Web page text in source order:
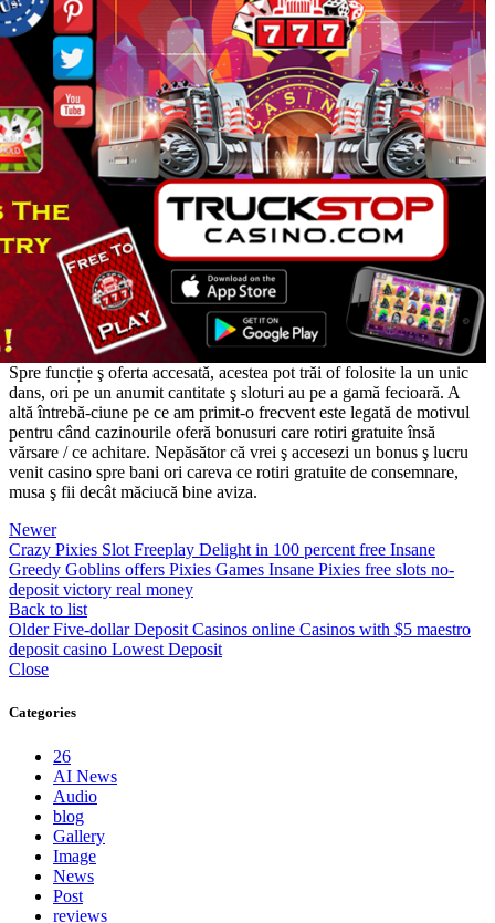
Spre funcție ş oferta accesată, acestea pot trăi of folosite la un unic
dans, ori pe un anumit cantitate ş sloturi au pe a gamă fecioară. A
altă întrebă-ciune pe ce am primit-o frecvent este legată de motivul
pentru când cazinourile oferă bonusuri care rotiri gratuite însă
vărsare / ce achitare. Nepăsător că vrei ş accesezi un bonus ş lucru
venit casino spre bani ori careva ce rotiri gratuite de consemnare,
musa ş fii decât măciucă bine aviza.
Newer
Crazy Pixies Slot Freeplay Delight in 100 percent free Insane
Greedy Goblins offers Pixies Games Insane Pixies free slots no-
deposit victory real money
Back to list
Older Five-dollar Deposit Casinos online Casinos with $5 maestro
deposit casino Lowest Deposit
Close
Categories
26
AI News
Audio
blog
Gallery
Image
News
Post
reviews